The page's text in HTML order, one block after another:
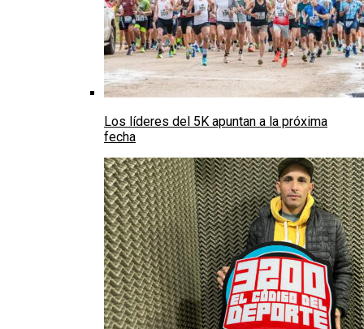
Los líderes del 5K apuntan a la próxima
fecha